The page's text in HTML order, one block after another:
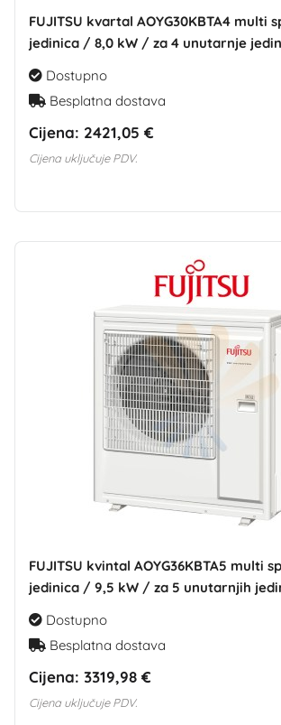
FUJITSU kvartal AOYG30KBTA4 multi
jedinica / 8,0 kW / za 4 unutarnje
Dostupno
Besplatna dostava
Cijena: 2421,05 €
Cijena uključuje PDV.
FUJITSU kvintal AOYG36KBTA5 multi
jedinica / 9,5 kW / za 5 unutarnjih
Dostupno
Besplatna dostava
Cijena: 3319,98 €
Cijena uključuje PDV.